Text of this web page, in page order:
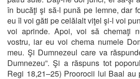
în bucăţi şi să-l pună pe lemne, dar
eu îl voi găti pe celălalt viţel şi-l voi
voi aprinde. Apoi, voi să chemaţi
vostru, iar eu voi chema numele
meu. Şi Dumnezeul care va
Dumnezeu”. Şi a răspuns tot
Regi 18,21–25) Proorocii lui Baal au